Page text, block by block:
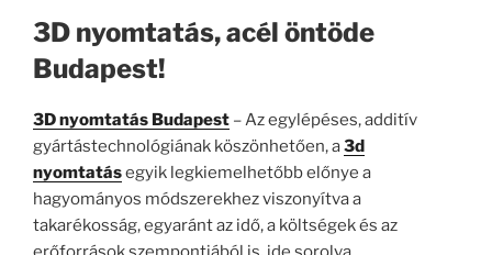
3D nyomtatás, acél öntöde
Budapest!
3D nyomtatás Budapest – Az egylépéses, additív
gyártástechnológiának köszönhetően, a3d
nyomtatásegyik legkiemelhetőbb előnye a
hagyományos módszerekhez viszonyítva a
takarékosság, egyaránt az idő, a költségek és az